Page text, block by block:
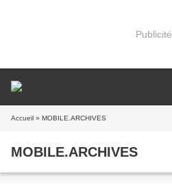
Publicité
Accueil » MOBILE.ARCHIVES
MOBILE.ARCHIVES